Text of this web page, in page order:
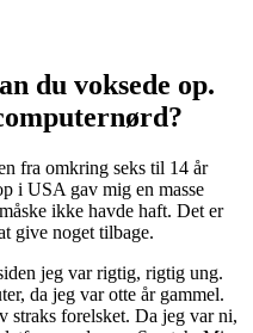
du voksede op.
fra omkring seks til 14 år
i USA gav mig en masse
ikke havde haft. Det er
give noget tilbage.
jeg var rigtig, rigtig ung.
da jeg var otte år gammel.
forelsket. Da jeg var ni,